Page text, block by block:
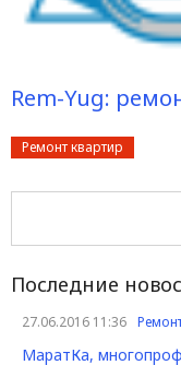
Rem-Yug:
Ремонт квартир
Последние
27.06.2016 11:36
МаратКа,